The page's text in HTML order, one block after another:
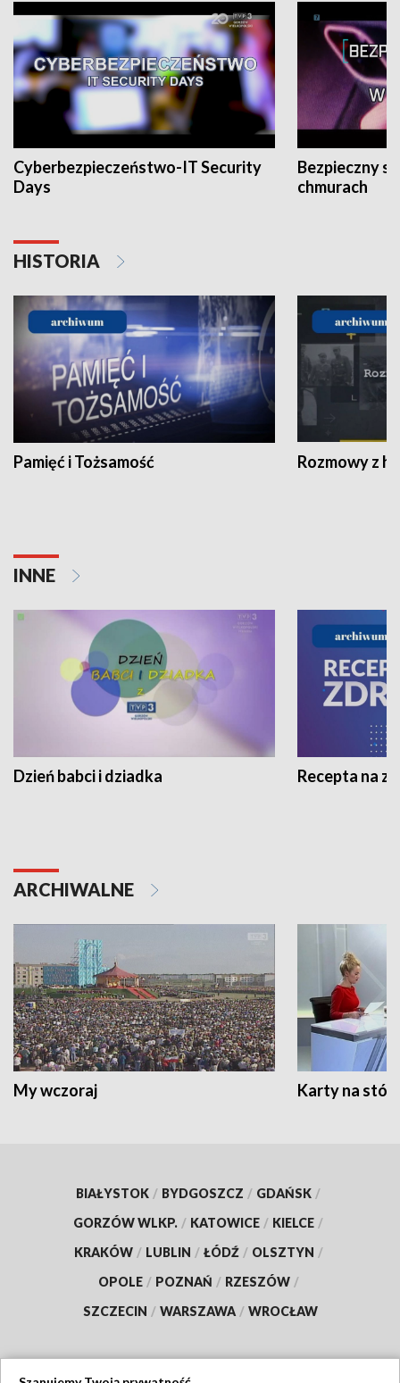
Cyberbezpieczeństwo-IT Security
Days
Bezpieczny
chmurach
HISTORIA
Pamięć i Tożsamość Rozmowy z
INNE
Dzień babci i dziadka Recepta na
ARCHIWALNE
My wczoraj Karty na
BIAŁYSTOK / BYDGOSZCZ / GDAŃSK /
GORZÓW WLKP. / KATOWICE / KIELCE /
KRAKÓW / LUBLIN / ŁÓDŹ / OLSZTYN /
OPOLE / POZNAŃ / RZESZÓW /
SZCZECIN / WARSZAWA / WROCŁAW